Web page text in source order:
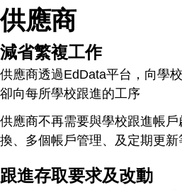
供應商
減省繁複工作
供應商透過EdData平台，向學
卻向每所學校跟進的工序
供應商不再需要與學校跟進帳
換、多個帳戶管理、及定期更
跟進存取要求及改動